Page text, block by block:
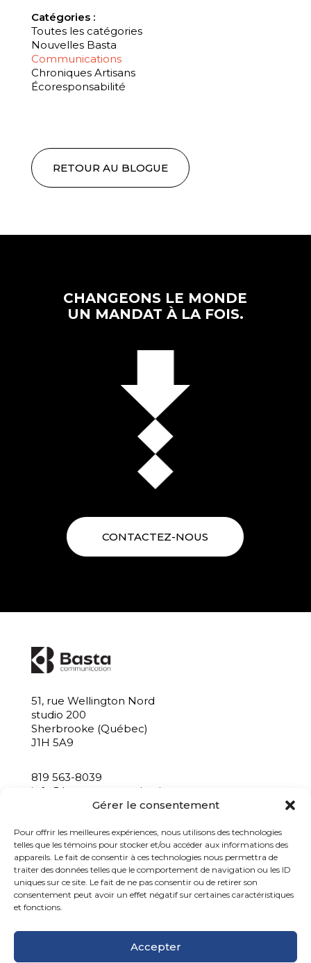
Gérer le consentement
Pour offrir les meilleures expériences, nous utilisons des technologies
telles que les témoins pour stocker et/ou accéder aux informations des
appareils. Le fait de consentir à ces technologies nous permettra de
traiter des données telles que le comportement de navigation ou les ID
uniques sur ce site. Le fait de ne pas consentir ou de retirer son
consentement peut avoir un effet négatif sur certaines caractéristiques
et fonctions.
Accepter
Catégories :
Toutes les catégories
Nouvelles Basta
Communications
Chroniques Artisans
Écoresponsabilité
RETOUR AU BLOGUE
CHANGEONS LE MONDE
UN MANDAT À LA FOIS.
CONTACTEZ-NOUS
51, rue Wellington Nord
studio 200
Sherbrooke (Québec)
J1H 5A9
819 563-8039
info@bastacommunication.ca